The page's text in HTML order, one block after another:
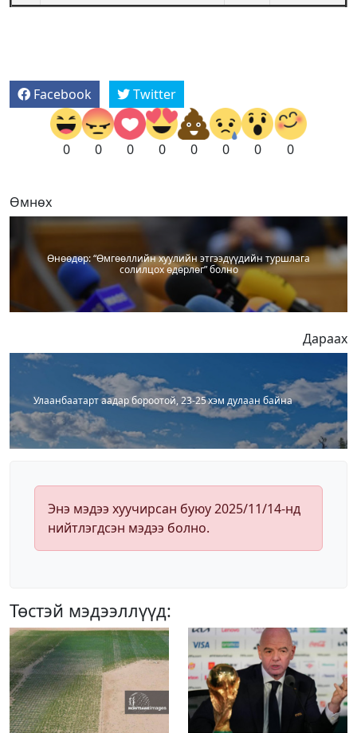
Facebook Twitter
0 0 0 0 0 0 0 0
Өмнөх
Өнөөдөр: “Өмгөөллийн хуулийн этгээдүүдийн туршлага
солилцох өдөрлөг” болно
Дараах
Улаанбаатарт аадар бороотой, 23-25 хэм дулаан байна
Энэ мэдээ хуучирсан буюу 2025/11/14-нд
нийтлэгдсэн мэдээ болно.
Төстэй мэдээллүүд: